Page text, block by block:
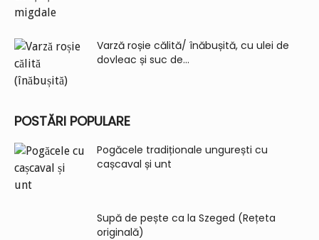
Varză roșie călită/ înăbușită, cu ulei de
dovleac și suc de...
POSTĂRI POPULARE
Pogăcele tradiționale ungurești cu
cașcaval și unt
Supă de pește ca la Szeged (Rețeta
originală)